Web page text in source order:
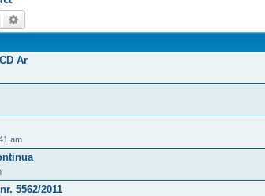
Căutare
Ar
am
5562/2011